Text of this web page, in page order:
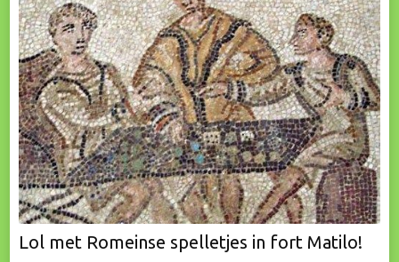
Lol met Romeinse spelletjes in fort Matilo!